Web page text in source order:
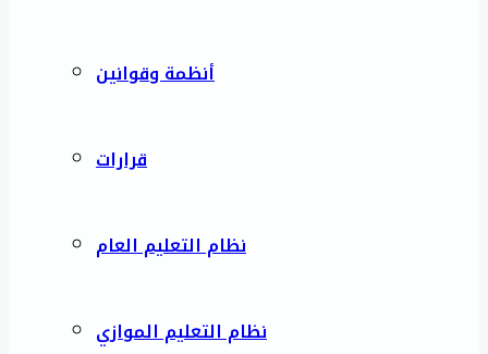
أنظمة وقوانين
قرارات
نظام التعليم العام
نظام التعليم الموازي